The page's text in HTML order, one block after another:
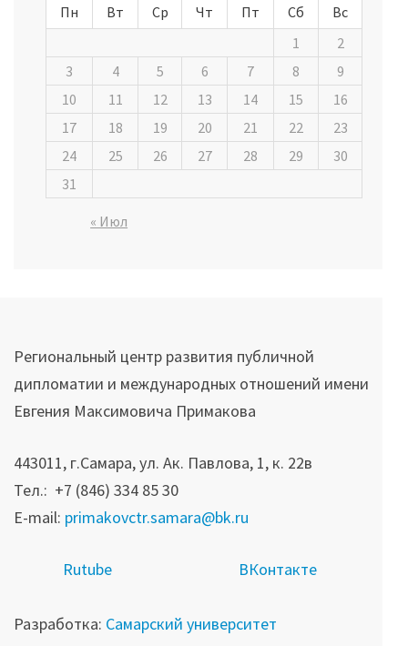
Пн Вт Ср Чт Пт Сб
Вс
1
2
3
4 5 6 7 8
9
10
11 12 13 14 15
16
17
18 19 20 21 22
23
24
25 26 27 28 29
30
31
« Июл
Региональный центр развития публичной
дипломатии и международных отношений имени
Евгения Максимовича Примакова
443011, г.Самара, ул. Ак. Павлова, 1, к. 22в
Тел.: +7 (846) 334 85 30
E-mail: primakovctr.samara@bk.ru
Rutube ВКонтакте
Разработка: Самарский университет